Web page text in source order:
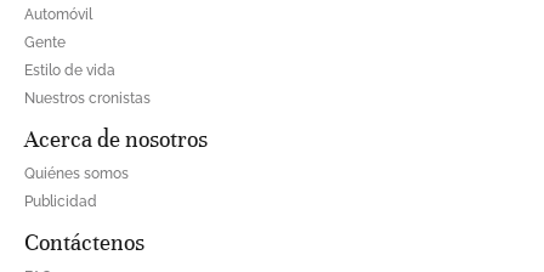
Automóvil
Gente
Estilo de vida
Nuestros cronistas
Acerca de nosotros
Quiénes somos
Publicidad
Contáctenos